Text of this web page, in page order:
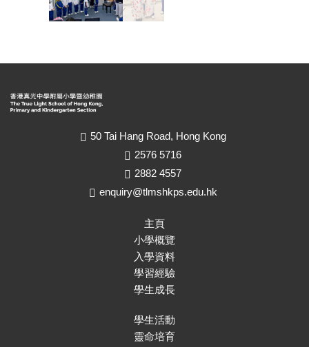
50 Tai Hang Road, Hong Kong
2576 5716
2882 4557
enquiry@tlmshkps.edu.hk
主頁
小學概覽
入學資料
學習經驗
學生成長
學生活動
靈命培育